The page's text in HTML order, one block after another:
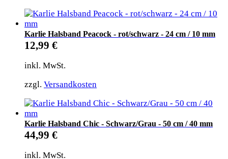
Karlie Halsband Peacock - rot/schwarz - 24 cm / 10 mm
12,99 €
inkl. MwSt.
zzgl. Versandkosten
Karlie Halsband Chic - Schwarz/Grau - 50 cm / 40 mm
44,99 €
inkl. MwSt.